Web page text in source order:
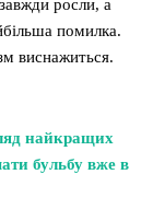
росли, а
помилка.
виснажиться.
найкращих
бульбу вже в